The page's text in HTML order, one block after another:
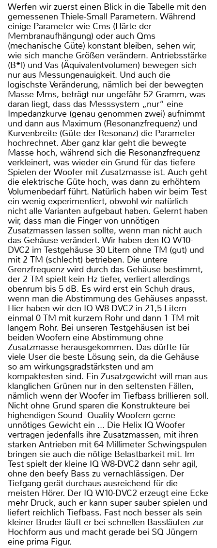
Werfen wir zuerst einen Blick in die Tabelle mit den
gemessenen Thiele-Small Parametern. Während
einige Parameter wie Cms (Härte der
Membranaufhängung) oder auch Qms
(mechanische Güte) konstant bleiben, sehen wir,
wie sich manche Größen verändern. Antriebsstärke
(B*l) und Vas (Äquivalentvolumen) bewegen sich
nur aus Messungenauigkeit. Und auch die
logischste Veränderung, nämlich bei der bewegten
Masse Mms, beträgt nur ungefähr 52 Gramm, was
daran liegt, dass das Messsystem „nur“ eine
Impedanzkurve (genau genommen zwei) aufnimmt
und dann aus Maximum (Resonanzfrequenz) und
Kurvenbreite (Güte der Resonanz) die Parameter
hochrechnet. Aber ganz klar geht die bewegte
Masse hoch, während sich die Resonanzfrequenz
verkleinert, was wieder ein Grund für das tiefere
Spielen der Woofer mit Zusatzmasse ist. Auch geht
die elektrische Güte hoch, was dann zu erhöhtem
Volumenbedarf führt. Natürlich haben wir beim Test
ein wenig experimentiert, obwohl wir natürlich
nicht alle Varianten aufgebaut haben. Gelernt haben
wir, dass man die Finger von unnötigen
Zusatzmassen lassen sollte, wenn man nicht auch
das Gehäuse verändert. Wir haben den IQ W10-
DVC2 im Testgehäuse 30 Litern ohne TM (gut) und
mit 2 TM (schlecht) betrieben. Die untere
Grenzfrequenz wird durch das Gehäuse bestimmt,
der 2 TM spielt kein Hz tiefer, verliert allerdings
obenrum bis 5 dB. Es wird erst ein Schuh draus,
wenn man die Abstimmung des Gehäuses anpasst.
Hier haben wir den IQ W8-DVC2 in 21,5 Litern
einmal 0 TM mit kurzem Rohr und dann 1 TM mit
langem Rohr. Bei unseren Testgehäusen ist bei
beiden Woofern eine Abstimmung ohne
Zusatzmasse herausgekommen. Das dürfte für
viele User die beste Lösung sein, da die Gehäuse
so am wirkungsgradstärksten und am
kompaktesten sind. Ein Zusatzgewicht will man aus
klanglichen Grünen nur in den seltensten Fällen,
nämlich wenn der Woofer im Tiefbass brillieren soll.
Nicht ohne Grund sparen die Konstrukteure bei
highendigen Sound- Quality Woofern gerne
unnötiges Gewicht ein ... Die Helix IQ Woofer
vertragen jedenfalls ihre Zusatzmassen, mit ihren
starken Antrieben mit 64 Millimeter Schwingspulen
bringen sie auch die nötige Belastbarkeit mit. Im
Test spielt der kleine IQ W8-DVC2 dann sehr agil,
ohne den beefy Bass zu vernachlässigen. Der
Tiefgang gerät durchaus ausreichend für die
meisten Hörer. Der IQ W10-DVC2 erzeugt eine Ecke
mehr Druck, auch er kann super sauber spielen und
liefert reichlich Tiefbass. Fast noch besser als sein
kleiner Bruder läuft er bei schnellen Bassläufen zur
Hochform aus und macht gerade bei SQ Jüngern
eine prima Figur.